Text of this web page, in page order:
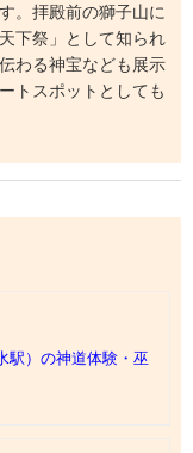
。拝殿前の獅子山に
下祭」として知られ
わる神宝なども展示
トスポットとしても
駅）の神道体験・巫